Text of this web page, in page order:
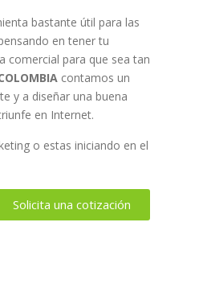
bastante útil para las
en tener tu
comercial para que sea tan
contamos un
y a diseñar una buena
en Internet.
o estas iniciando en el
Solicita una cotización